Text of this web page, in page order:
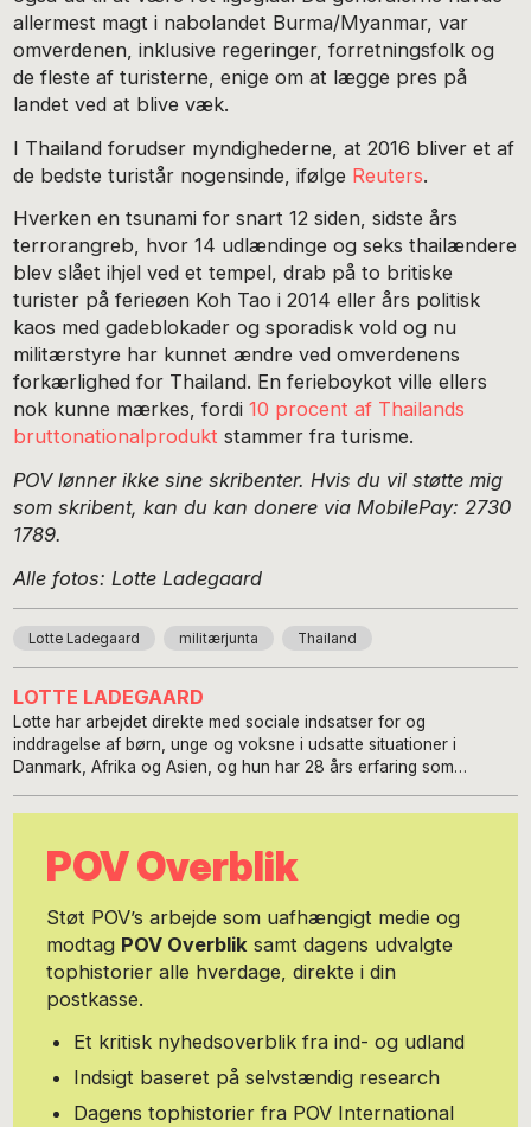
allermest magt i nabolandet Burma/Myanmar, var
omverdenen, inklusive regeringer, forretningsfolk og
de fleste af turisterne, enige om at lægge pres på
landet ved at blive væk.
I Thailand forudser myndighederne, at 2016 bliver et af
de bedste turistår nogensinde, ifølge Reuters.
Hverken en tsunami for snart 12 siden, sidste års
terrorangreb, hvor 14 udlændinge og seks thailændere
blev slået ihjel ved et tempel, drab på to britiske
turister på ferieøen Koh Tao i 2014 eller års politisk
kaos med gadeblokader og sporadisk vold og nu
militærstyre har kunnet ændre ved omverdenens
forkærlighed for Thailand. En ferieboykot ville ellers
nok kunne mærkes, fordi10 procent af Thailands
bruttonationalprodukt stammer fra turisme.
POV lønner ikke sine skribenter. Hvis du vil støtte mig
som skribent, kan du kan donere via MobilePay: 2730
1789.
Alle fotos: Lotte Ladegaard
Lotte Ladegaard militærjunta Thailand
LOTTE LADEGAARD
Lotte har arbejdet direkte med sociale indsatser for og
inddragelse af børn, unge og voksne i udsatte situationer i
Danmark, Afrika og Asien, og hun har 28 års erfaring som
www.lotteladegaard.dk. Foto: Kim Dang Trong.
POV Overblik
Støt POV’s arbejde som uafhængigt medie og
modtag POV Overblik samt dagens udvalgte
tophistorier alle hverdage, direkte i din
postkasse.
Et kritisk nyhedsoverblik fra ind- og udland
Indsigt baseret på selvstændig research
Dagens tophistorier fra POV International